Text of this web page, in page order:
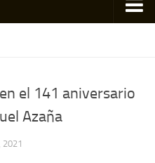
el 141 aniversario
Azaña
2021